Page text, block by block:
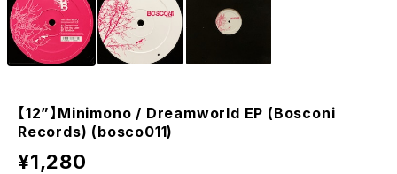
【12”】Minimono / Dreamworld EP (Bosconi
Records) (bosco011)
¥1,280